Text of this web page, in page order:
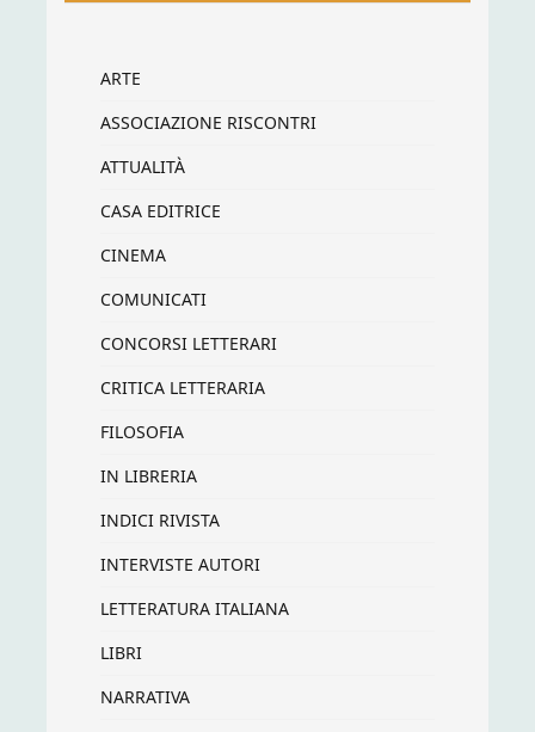
ARTE
ASSOCIAZIONE RISCONTRI
ATTUALITÀ
CASA EDITRICE
CINEMA
COMUNICATI
CONCORSI LETTERARI
CRITICA LETTERARIA
FILOSOFIA
IN LIBRERIA
INDICI RIVISTA
INTERVISTE AUTORI
LETTERATURA ITALIANA
LIBRI
NARRATIVA